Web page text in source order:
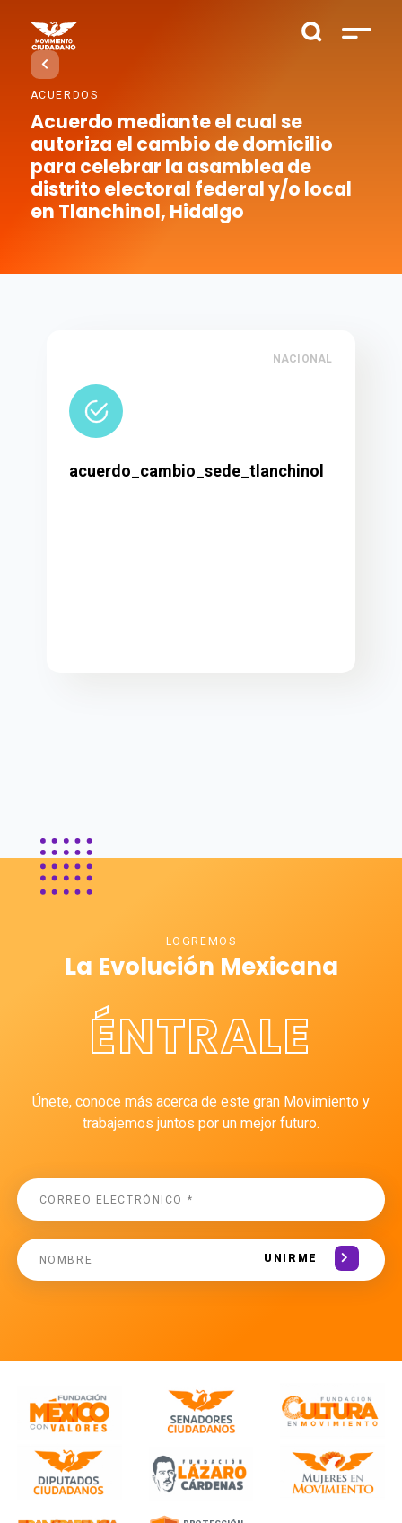
ACUERDOS
Acuerdo mediante el cual se
autoriza el cambio de domicilio
para celebrar la asamblea de
distrito electoral federal y/o local
en Tlanchinol, Hidalgo
NACIONAL
acuerdo_cambio_sede_tlanchinol
LOGREMOS
La Evolución Mexicana
ÉNTRALE
Únete, conoce más acerca de este gran Movimiento y
trabajemos juntos por un mejor futuro.
UNIRME